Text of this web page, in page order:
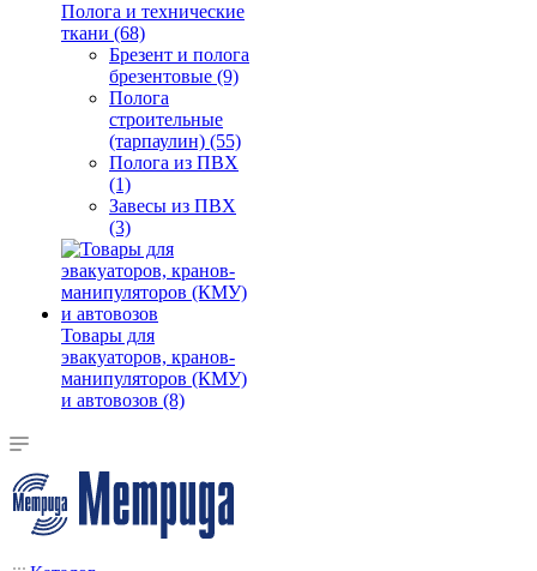
Полога и технические
ткани (68)
Брезент и полога
брезентовые (9)
Полога
строительные
(тарпаулин) (55)
Полога из ПВХ
(1)
Завесы из ПВХ
(3)
Товары для
эвакуаторов, кранов-
манипуляторов (КМУ)
и автовозов (8)